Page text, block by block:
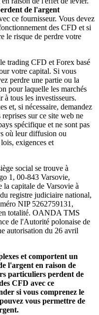
de l'argent
ce fournisseur. Vous devez
des CFD et si
le risque de perdre votre
trading CFD et Forex basé
votre capital. Si vous
perdre une partie ou la
pour laquelle les marchés
tous les investisseurs.
et, si nécessaire, demandez
sur ce site web ne
spécifique et ne sont pas
où leur diffusion ou
exigences et
social se trouve à
1, 00-843 Varsovie,
la capitale de Varsovie à
registre judiciaire national,
NIP 5262759131,
totalité. OANDA TMS
de l'Autorité polonaise de
autorisation du 26 avril
et comportent un
l'argent en raison de
particuliers perdent de
CFD avec ce
si vous comprenez le
vous permettre de